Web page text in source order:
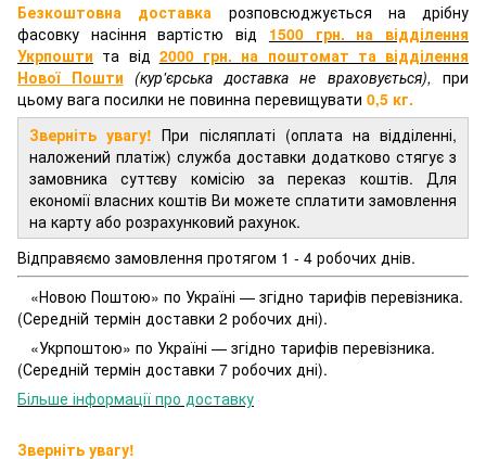
Безкоштовна доставка розповсюджується на дрібну
фасовку насіння вартістю від 1500 грн. на відділення
Укрпошти та від 2000 грн. на поштомат та відділення
Нової Пошти (кур'єрська доставка не враховується), при
цьому вага посилки не повинна перевищувати 0,5 кг.
Зверніть увагу! При післяплаті (оплата на відділенні,
наложений платіж) служба доставки додатково стягує з
замовника суттєву комісію за переказ коштів. Для
економії власних коштів Ви можете сплатити замовлення
на карту або розрахунковий рахунок.
Відправяємо замовлення протягом 1 - 4 робочих днів.
«Новою Поштою» по Україні — згідно тарифів перевізника.
(Середній термін доставки 2 робочих дні).
«Укрпоштою» по Україні — згідно тарифів перевізника.
(Середній термін доставки 7 робочих дні).
Більше інформації про доставку
Зверніть увагу!